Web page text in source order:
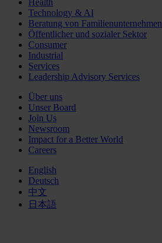
Health
Technology & AI
Beratung von Familienunternehmen
Öffentlicher und sozialer Sektor
Consumer
Industrial
Services
Leadership Advisory Services
Über uns
Unser Board
Join Us
Newsroom
Impact for a Better World
Careers
English
Deutsch
中文
日本語